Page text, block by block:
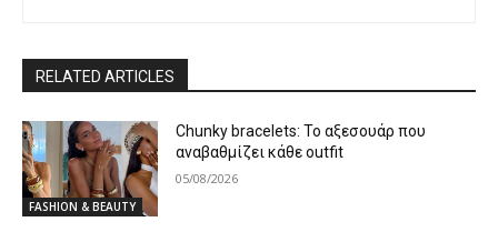
RELATED ARTICLES
FASHION & BEAUTY
Chunky bracelets: Το αξεσουάρ που
αναβαθμίζει κάθε outfit
05/08/2026